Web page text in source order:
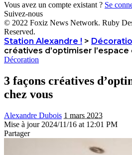
Vous avez un compte existant ? Se
Suivez-nous
© 2022 Foxiz News Network. Ruby
Reserved.
Station Alexandre ! >
créatives d’optimiser l’espace
Décoration
3 façons créatives
chez vous
Alexandre Dubois 1 mars 2023
Mise à jour 2024/11/16 at 12:01 PM
Partager